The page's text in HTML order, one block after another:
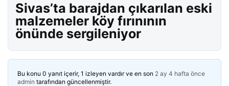
Sivas’ta barajdan çıkarılan eski
malzemeler köy fırınının
önünde sergileniyor
Bu konu 0 yanıt içerir, 1 izleyen vardır ve en son 2 ay 4 hafta önce
admin tarafından güncellenmiştir.